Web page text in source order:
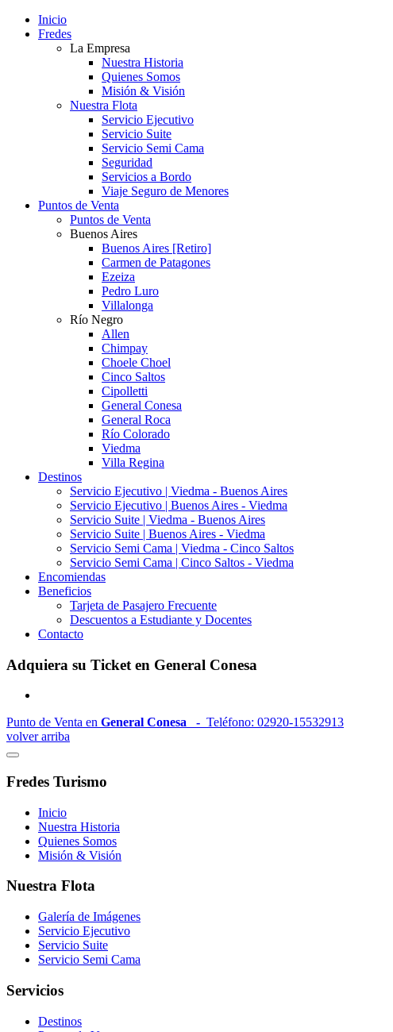
Inicio
Fredes
La Empresa
Nuestra Historia
Quienes Somos
Misión & Visión
Nuestra Flota
Servicio Ejecutivo
Servicio Suite
Servicio Semi Cama
Seguridad
Servicios a Bordo
Viaje Seguro de Menores
Puntos de Venta
Puntos de Venta
Buenos Aires
Buenos Aires [Retiro]
Carmen de Patagones
Ezeiza
Pedro Luro
Villalonga
Río Negro
Allen
Chimpay
Choele Choel
Cinco Saltos
Cipolletti
General Conesa
General Roca
Río Colorado
Viedma
Villa Regina
Destinos
Servicio Ejecutivo | Viedma - Buenos Aires
Servicio Ejecutivo | Buenos Aires - Viedma
Servicio Suite | Viedma - Buenos Aires
Servicio Suite | Buenos Aires - Viedma
Servicio Semi Cama | Viedma - Cinco Saltos
Servicio Semi Cama | Cinco Saltos - Viedma
Encomiendas
Beneficios
Tarjeta de Pasajero Frecuente
Descuentos a Estudiante y Docentes
Contacto
Adquiera su Ticket en General Conesa
Punto de Venta en General Conesa - Teléfono: 02920-15532913
volver arriba
Fredes Turismo
Inicio
Nuestra Historia
Quienes Somos
Misión & Visión
Nuestra Flota
Galería de Imágenes
Servicio Ejecutivo
Servicio Suite
Servicio Semi Cama
Servicios
Destinos